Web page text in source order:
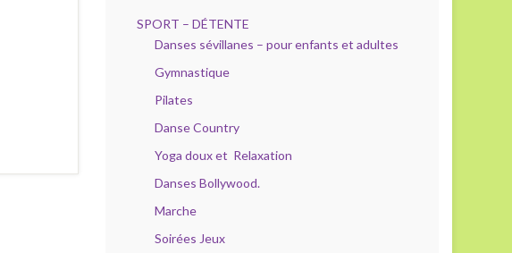
SPORT – DÉTENTE
Danses sévillanes – pour enfants et adultes
Gymnastique
Pilates
Danse Country
Yoga doux et Relaxation
Danses Bollywood.
Marche
Soirées Jeux